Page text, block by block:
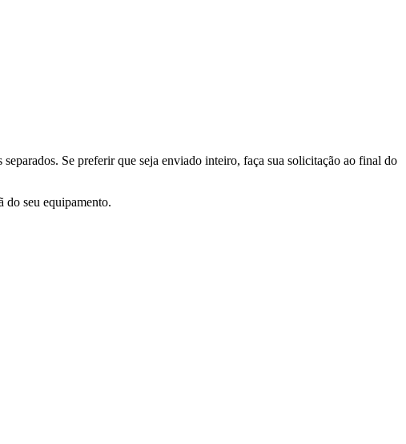
Se preferir que seja enviado inteiro, faça sua solicitação ao final do
do seu equipamento.